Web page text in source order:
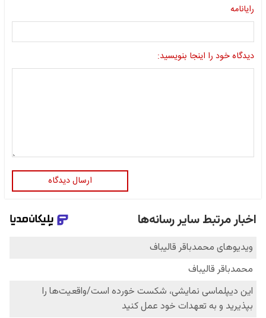
رایانامه
دیدگاه خود را اینجا بنویسید:
ارسال دیدگاه